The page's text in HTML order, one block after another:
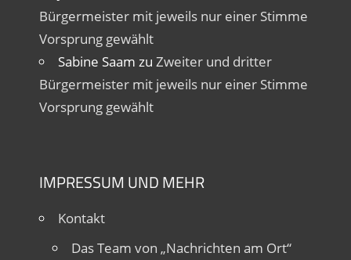
Bürgermeister mit jeweils nur einer Stimme
Vorsprung gewählt
Sabine Saam zu Zweiter und dritter
Bürgermeister mit jeweils nur einer Stimme
Vorsprung gewählt
IMPRESSUM UND MEHR
Kontakt
Das Team von „Nachrichten am Ort“